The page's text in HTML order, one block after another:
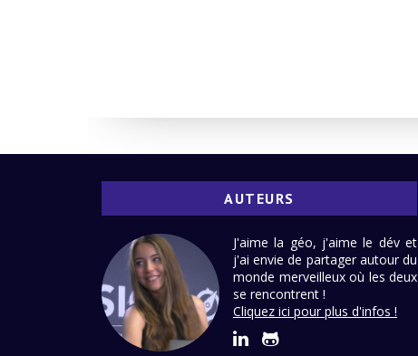
AUTEURS
J'aime la géo, j'aime le dév et
j'ai envie de partager autour du
monde merveilleux où les deux
se rencontrent !
Cliquez ici pour plus d'infos !